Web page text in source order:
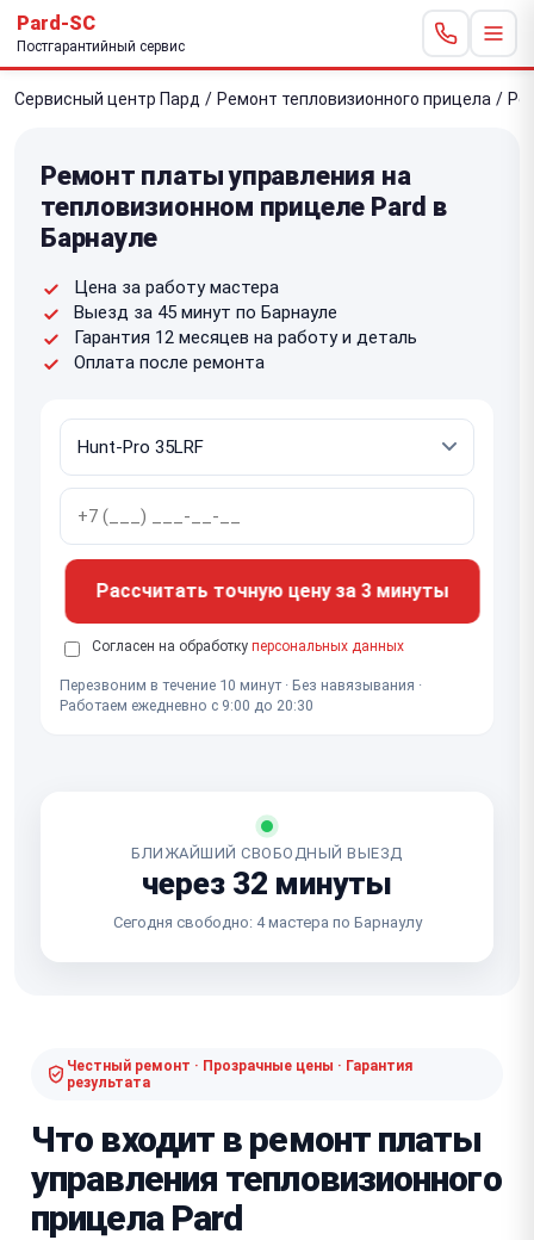
Pard-SC
Постгарантийный сервис
Сервисный центр Пард / Ремонт тепловизионного прицела /
Ремонт платы управления на
тепловизионном прицеле Pard в
Барнауле
Цена за работу мастера
Выезд за 45 минут по Барнауле
Гарантия 12 месяцев на работу и деталь
Оплата после ремонта
Рассчитать точную цену за 3 минуты
Согласен на обработку персональных данных
Перезвоним в течение 10 минут · Без навязывания ·
Работаем ежедневно с 9:00 до 20:30
БЛИЖАЙШИЙ СВОБОДНЫЙ ВЫЕЗД
через 32 минуты
Сегодня свободно: 4 мастера по Барнаулу
Честный ремонт · Прозрачные цены · Гарантия
результата
Что входит в ремонт платы
управления тепловизионного
прицела Pard